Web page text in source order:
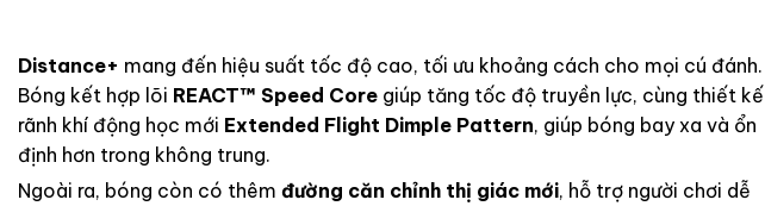
Distance+ mang đến hiệu suất tốc độ cao, tối ưu khoảng cách cho mọi cú đánh.
Bóng kết hợp lõi REACT™ Speed Core giúp tăng tốc độ truyền lực, cùng thiết kế
rãnh khí động học mới Extended Flight Dimple Pattern, giúp bóng bay xa và ổn
định hơn trong không trung.
Ngoài ra, bóng còn có thêm đường căn chỉnh thị giác mới, hỗ trợ người chơi dễ